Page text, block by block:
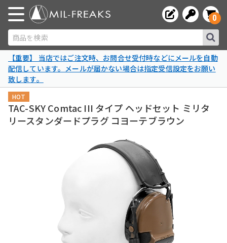
商品を検索
0
【重要】 当店ではご注文時、お問合せ受付時などにメールを自動
配信しています。メールが届かない場合は指定受信設定をお願い
致します。
HOT
TAC-SKY Comtac III タイプ ヘッドセット ミリタ
リースタンダードプラグ コヨーテブラウン